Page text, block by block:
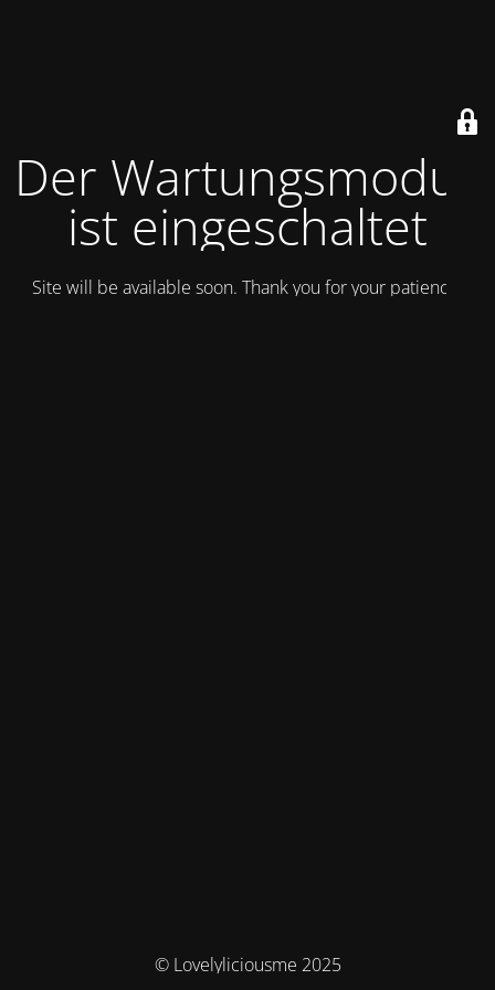
Der Wartungsmodus
ist eingeschaltet
Site will be available soon. Thank you for your patience!
© Lovelyliciousme 2025